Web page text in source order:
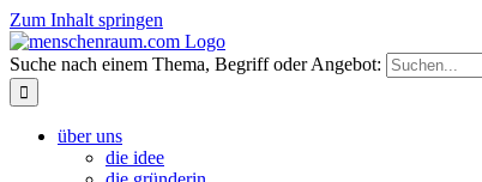
Zum Inhalt springen
Suche nach einem Thema, Begriff oder Angebot:
über uns
die idee